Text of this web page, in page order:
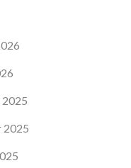
2025